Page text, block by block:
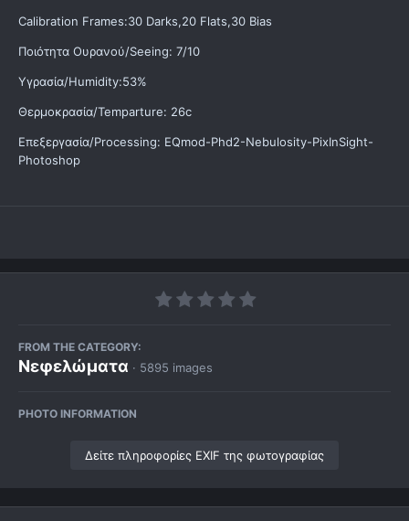
Calibration Frames:30 Darks,20 Flats,30 Bias
Ποιότητα Ουρανού/Seeing: 7/10
Υγρασία/Humidity:53%
Θερμοκρασία/Temparture: 26c
Επεξεργασία/Processing: EQmod-Phd2-Nebulosity-PixInSight-
Photoshop
FROM THE CATEGORY:
Νεφελώματα · 5895 images
PHOTO INFORMATION
Δείτε πληροφορίες EXIF της φωτογραφίας